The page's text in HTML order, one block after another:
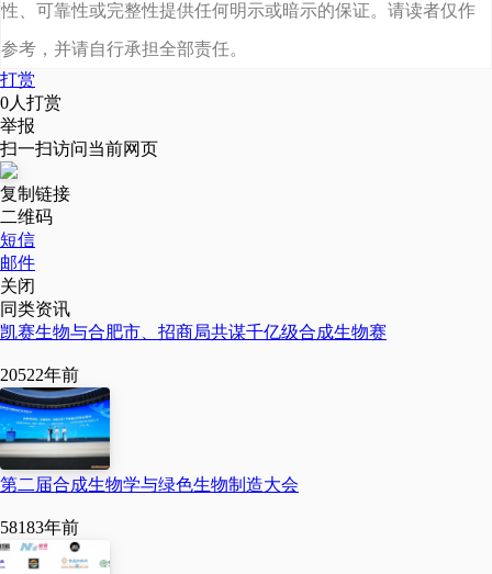
性、可靠性或完整性提供任何明示或暗示的保证。请读者仅作
参考，并请自行承担全部责任。
打赏
0人打赏
举报
扫一扫访问当前网页
复制链接
二维码
短信
邮件
关闭
同类资讯
凯赛生物与合肥市、招商局共谋千亿级合成生物赛
20522年前
第二届合成生物学与绿色生物制造大会
58183年前